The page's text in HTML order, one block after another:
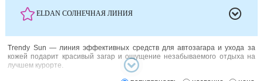
ELDAN СОЛНЕЧНАЯ ЛИНИЯ
Trendy Sun — линия эффективных средств для автозагара и ухода за
кожей подарит красивый загар и ощущение незабываемого отдыха на
лучшем курорте.